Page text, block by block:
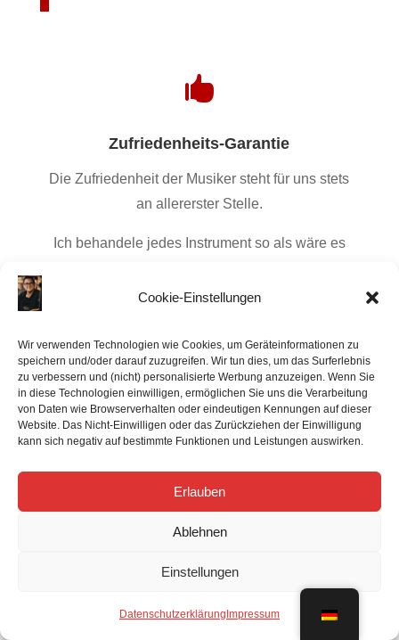
Cookie-Einstellungen
Wir verwenden Technologien wie Cookies, um Geräteinformationen zu
speichern und/oder darauf zuzugreifen. Wir tun dies, um das Surferlebnis
zu verbessern und (nicht) personalisierte Werbung anzuzeigen. Wenn Sie
in diese Technologien einwilligen, ermöglichen Sie uns die Verarbeitung
von Daten wie Browserverhalten oder eindeutigen Kennungen auf dieser
Website. Das Nicht-Einwilligen oder das Zurückziehen der Einwilligung
kann sich negativ auf bestimmte Funktionen und Leistungen auswirken.
Erlauben
Ablehnen
Einstellungen
Datenschutzerklärung Impressum

Zufriedenheits-Garantie
Die Zufriedenheit der Musiker steht für uns stets
an allererster Stelle.
Ich behandele jedes Instrument so als wäre es
ehe du es nicht auch bist. Auf deinen COA-Service
Generalüberholung 12 Monate Garantie. Sollten
innerhalb dieser Zeit wider Erwarten
Nachregulierungen nötig sein, so werden diese
selbstverständlich kostenlos durchgeführt.

Professionelle Wartung
an unsere Arbeit, sondern auch an die Qualität der
von uns verwendeten Materialien. Wir verwenden